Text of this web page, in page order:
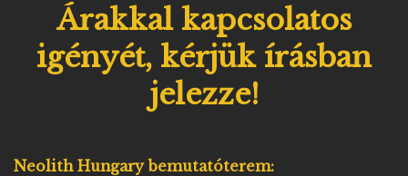
Árakkal kapcsolatos
igényét, kérjük írásban
jelezze!
Neolith Hungary bemutatóterem: